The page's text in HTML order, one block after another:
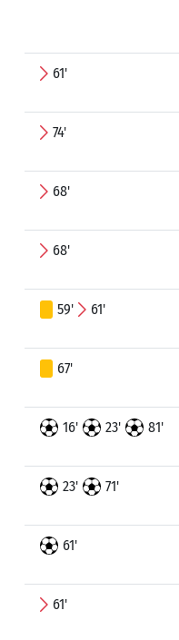
61'
74'
68'
68'
59' 61'
67'
16' 23' 81'
23' 71'
61'
61'